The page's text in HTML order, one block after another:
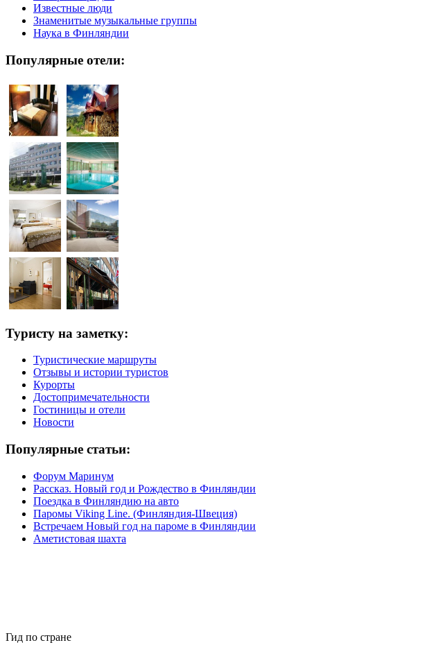
Известные люди
Знаменитые музыкальные группы
Наука в Финляндии
Популярные отели:
Туристу на заметку:
Туристические маршруты
Отзывы и истории туристов
Курорты
Достопримечательности
Гостиницы и отели
Новости
Популярные статьи:
Форум Маринум
Рассказ. Новый год и Рождество в Финляндии
Поездка в Финляндию на авто
Паромы Viking Line. (Финляндия-Швеция)
Встречаем Новый год на пароме в Финляндии
Аметистовая шахта
Гид по стране